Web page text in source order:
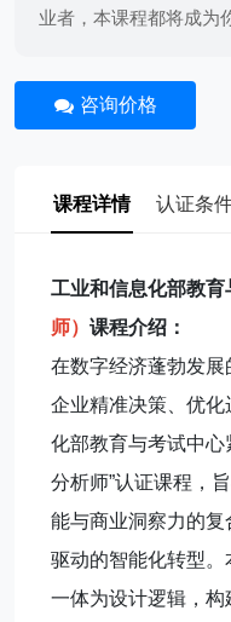
业者，本课程都将成为
咨询价格
课程详情 认证条
工业和信息化部教育
师） 课程介绍：
在数字经济蓬勃发
企业精准决策、优
化部教育与考试中心
分析师”认证课程，
能与商业洞察力的
驱动的智能化转型。
一体为设计逻辑，